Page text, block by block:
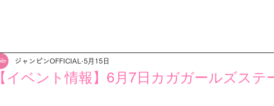
【イベント情報】6月7日カガガールズステ
ジャンピンOFFICIAL 5月15日